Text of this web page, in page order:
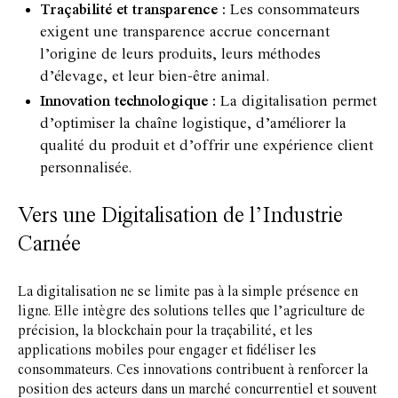
Traçabilité et transparence : Les consommateurs
exigent une transparence accrue concernant
l’origine de leurs produits, leurs méthodes
d’élevage, et leur bien-être animal.
Innovation technologique : La digitalisation permet
d’optimiser la chaîne logistique, d’améliorer la
qualité du produit et d’offrir une expérience client
personnalisée.
Vers une Digitalisation de l’Industrie
Carnée
La digitalisation ne se limite pas à la simple présence en
ligne. Elle intègre des solutions telles que l’agriculture de
précision, la blockchain pour la traçabilité, et les
applications mobiles pour engager et fidéliser les
consommateurs. Ces innovations contribuent à renforcer la
position des acteurs dans un marché concurrentiel et souvent